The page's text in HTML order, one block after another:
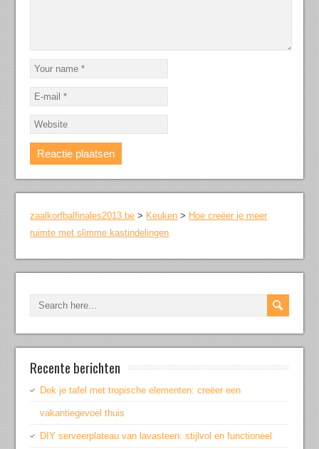
zaalkorfbalfinales2013.be > Keuken > Hoe creëer je meer
ruimte met slimme kastindelingen
Recente berichten
Dek je tafel met tropische elementen: creëer een
vakantiegevoel thuis
DIY serveerplateau van lavasteen: stijlvol en functioneel